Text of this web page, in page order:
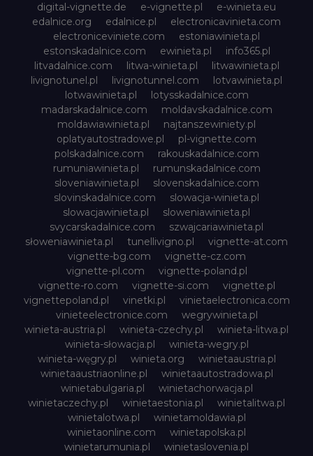
digital-vignette.de
e-vignette.pl
e-winieta.eu
edalnice.org
edalnice.pl
electronicavinieta.com
electroniceviniete.com
estoniawinieta.pl
estonskadalnice.com
ewinieta.pl
info365.pl
litvadalnice.com
litwa-winieta.pl
litwawinieta.pl
livignotunel.pl
livignotunnel.com
lotvawinieta.pl
lotwawinieta.pl
lotysskadalnice.com
madarskadalnice.com
moldavskadalnice.com
moldawiawinieta.pl
najtanszewiniety.pl
oplatyautostradowe.pl
pl-vignette.com
polskadalnice.com
rakouskadalnice.com
rumuniawinieta.pl
rumunskadalnice.com
sloveniawinieta.pl
slovenskadalnice.com
slovinskadalnice.com
slowacja-winieta.pl
slowacjawinieta.pl
sloweniawinieta.pl
svycarskadalnice.com
szwajcariawinieta.pl
słoweniawinieta.pl
tunellivigno.pl
vignette-at.com
vignette-bg.com
vignette-cz.com
vignette-pl.com
vignette-poland.pl
vignette-ro.com
vignette-si.com
vignette.pl
vignettepoland.pl
vinetki.pl
vinietaelectronica.com
vinieteelectronice.com
wegrywinieta.pl
winieta-austria.pl
winieta-czechy.pl
winieta-litwa.pl
winieta-słowacja.pl
winieta-wegry.pl
winieta-węgry.pl
winieta.org
winietaaustria.pl
winietaaustriaonline.pl
winietaautostradowa.pl
winietabulgaria.pl
winietachorwacja.pl
winietaczechy.pl
winietaestonia.pl
winietalitwa.pl
winietalotwa.pl
winietamoldawia.pl
winietaonline.com
winietapolska.pl
winietarumunia.pl
winietaslovenia.pl